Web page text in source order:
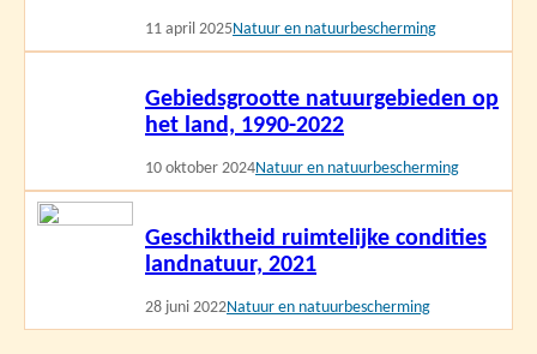
11 april 2025Natuur en natuurbescherming
Gebiedsgrootte natuurgebieden op
het land, 1990-2022
10 oktober 2024Natuur en natuurbescherming
Geschiktheid ruimtelijke condities
landnatuur, 2021
28 juni 2022Natuur en natuurbescherming
Lees